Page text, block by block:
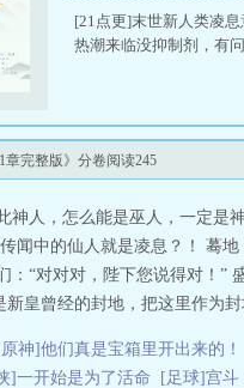
[21点更]末世新人类凌
热潮来临没抑制剂，有
章完整版》分卷阅读245
神人，怎么能是巫人，一定是
闻中的仙人就是凌息？！ 蓦
：“对对对，陛下您说得对！
新皇曾经的封地，把这里作为
神]他们真是宝箱里开出来的！
]一开始是为了活命 [足球]宫斗